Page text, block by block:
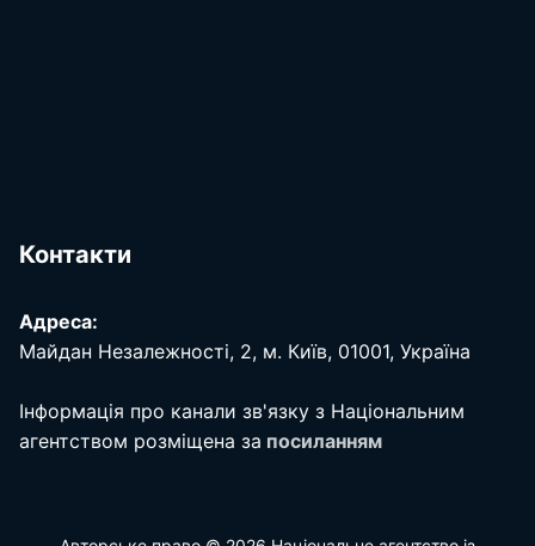
Контакти
Адреса:
Майдан Незалежності, 2, м. Київ, 01001, Україна
Інформація про канали зв'язку з Національним
агентством розміщена за посиланням